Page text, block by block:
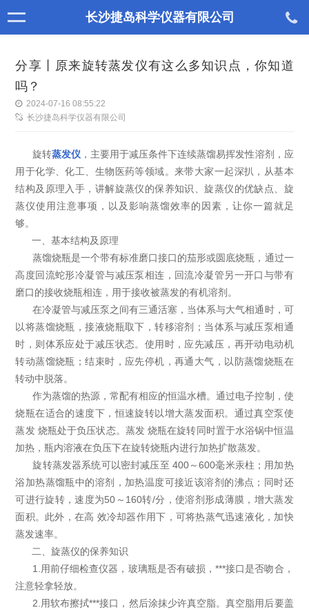
长沙捷岛科学仪器有限公司
分享丨原来旋转蒸发仪有这么多知识点，你知道
吗？
2024-07-16 08:55:22
长沙捷岛科学仪器有限公司
旋转蒸发仪，主要用于减压条件下连续蒸馏易挥发性溶剂，应
用于化学、化工、生物医药等领域。来带大家一起深扒，从基本
结构及原理入手，讲解旋蒸仪的保养知识、旋蒸仪的优缺点、旋
蒸仪使用注意事项，以及影响蒸馏效率的因素，让你一篇就足
够。
一、基本结构及原理
蒸馏烧瓶是一个带有标准磨口接口的茄形或圆底烧瓶，通过一
高度回流蛇形冷凝管与减压泵相连，回流冷凝管另一开口与带有
磨口的接收烧瓶相连，用于接收被蒸发的有机溶剂。
在冷凝管与减压泵之间有三通活塞，当体系与大气相通时，可
以将蒸馏烧瓶，接液烧瓶取下，转移溶剂；当体系与减压泵相通
时，则体系应处于减压状态。使用时，应先减压，再开动电动机
转动蒸馏烧瓶；结束时，应先停机，再通大气，以防蒸馏烧瓶在
转动中脱落。
作为蒸馏的热源，常配有相应的恒温水槽。通过电子控制，使
烧瓶在适合的速度下，恒速旋转以增大蒸发面积。通过真空泵使
蒸发 烧瓶处于负压状态。蒸发 烧瓶在旋转同时置于水浴锅中恒温
加热，瓶内溶液在负压下在旋转烧瓶内进行加热扩散蒸发。
旋转蒸发器系统可以密封减压至 400～600毫米汞柱；用加热
浴加热蒸馏瓶中的溶剂，加热温度可接近该溶剂的沸点；同时还
可进行旋转，速度为50～160转/分，使溶剂形成薄膜，增大蒸发
面积。此外，在高 效冷却器作用下，可将热蒸气迅速液化，加快
蒸发速率。
二、旋蒸仪的保养知识
1.用前仔细检查仪器，玻璃瓶是否有破损，***接口是否吻合，
注意轻拿轻放。
2.用软布擦拭***接口，然后涂抹少许真空脂。真空脂用后要盖